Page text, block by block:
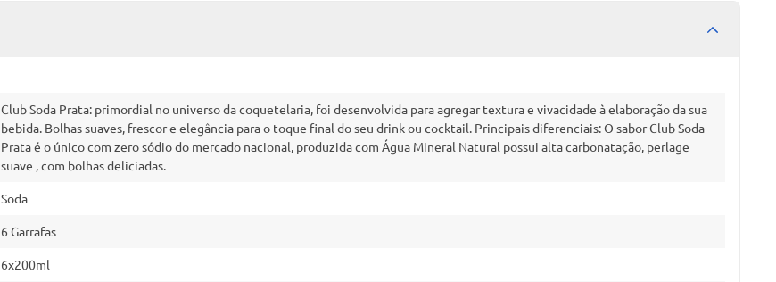
Club Soda Prata: primordial no universo da coquetelaria, foi desenvolvida para agregar textura e vivacidade à elaboração da sua
bebida. Bolhas suaves, frescor e elegância para o toque final do seu drink ou cocktail. Principais diferenciais: O sabor Club Soda
Prata é o único com zero sódio do mercado nacional, produzida com Água Mineral Natural possui alta carbonatação, perlage
suave , com bolhas deliciadas.
Soda
6 Garrafas
6x200ml